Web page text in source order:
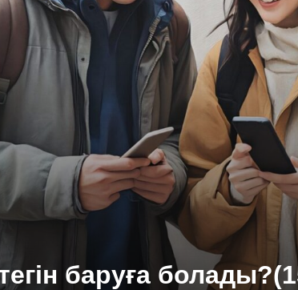
баруға